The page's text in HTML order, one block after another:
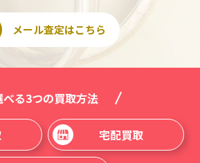
メール査定はこちら
べる3つの買取方法
宅配買取